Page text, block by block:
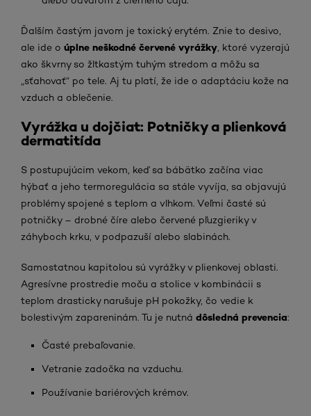
Ďalším častým javom je toxický erytém. Znie to desivo,
ale ide o úplne neškodné červené vyrážky , ktoré vyzerajú
ako škvrny so žltkastým tuhým stredom a môžu sa
„sťahovať“ po tele. Aj tu platí, že ide o adaptáciu kože na
vzduch a oblečenie.
Vyrážka u dojčiat: Potničky a plienková
dermatitída
S postupujúcim vekom, keď sa bábätko začína viac
hýbať a jeho termoregulácia sa stále vyvíja, sa objavujú
problémy spojené s teplom a vlhkom. Veľmi časté sú
potničky – drobné číre alebo červené pľuzgieriky v
záhyboch krku, v podpazuší alebo slabinách.
Samostatnou kapitolou sú vyrážky v plienkovej oblasti.
Agresívne prostredie moču a stolice v kombinácii s
teplom drasticky narušuje pH pokožky, čo vedie k
bolestivým zapareninám. Tu je nutná dôsledná prevencia:
Časté prebaľovanie.
Vetranie zadočka na vzduchu.
Používanie bariérových krémov.